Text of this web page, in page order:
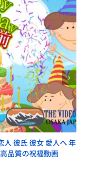
人 彼氏 彼女 愛人へ 年
品質の祝福動画